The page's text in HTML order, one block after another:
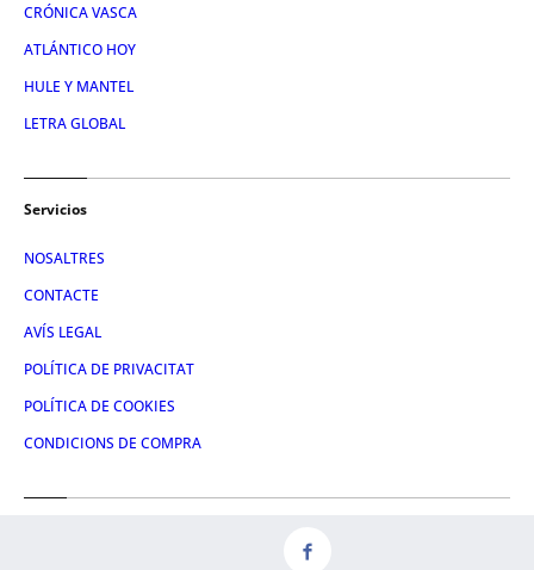
CRÓNICA VASCA
ATLÁNTICO HOY
HULE Y MANTEL
LETRA GLOBAL
Servicios
NOSALTRES
CONTACTE
AVÍS LEGAL
POLÍTICA DE PRIVACITAT
POLÍTICA DE COOKIES
CONDICIONS DE COMPRA